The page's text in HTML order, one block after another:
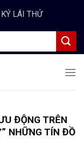
LÁI THỬ
ĐỘNG TRÊN
NHỮNG TÍN ĐỒ